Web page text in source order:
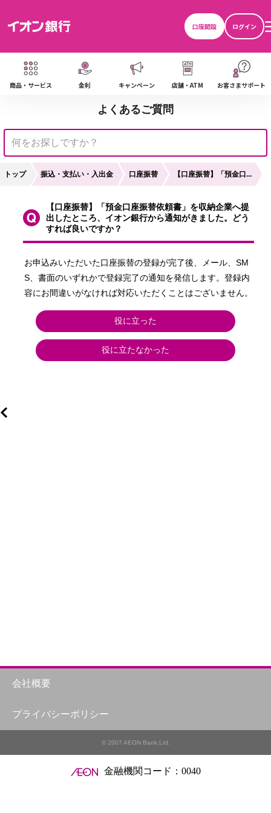
口座開設
ログイン
商品・サービス 金利 キャンペーン 店舗・ATM お客さまサポート
よくあるご質問
トップ 振込・支払い・入出金 口座振替 【口座振替】「預金口...
【口座振替】「預金口座振替依頼書」を収納企業へ提
出したところ、イオン銀行から通知がきました。どう
すれば良いですか？
お申込みいただいた口座振替の登録が完了後、メール、SM
S、書面のいずれかで登録完了の通知を発信します。登録内
容にお間違いがなければ対応いただくことはございません。
役に立った
役に立たなかった
会社概要
プライバシーポリシー
© 2007 AEON Bank,Ltd.
金融機関コード：0040